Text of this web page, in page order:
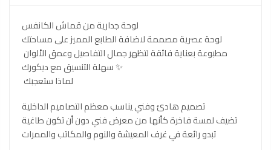
لوحة جدارية من قماش الكانفس
سهلة التنسيق مع ديكورك ✨
لماذا ستعجبك
تصميم هادئ وفني يناسب معظم التصاميم الداخلية
تضيف لمسة فاخرة كأنها من معرض فني دون أن تكون طاغية
تبدو رائعة في غرف المعيشة والنوم والمكاتب والممرات